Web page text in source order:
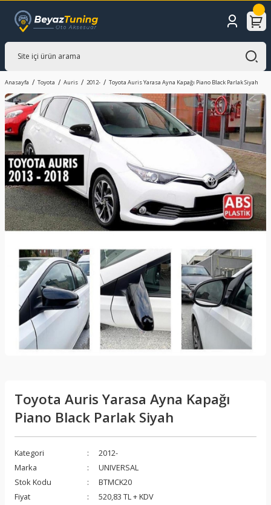
Anasayfa Toyota Auris 2012- Toyota Auris Yarasa Ayna Kapağı Piano Black Parlak Siyah
Toyota Auris Yarasa Ayna Kapağı
Piano Black Parlak Siyah
Kategori
2012-
Marka
UNIVERSAL
Stok Kodu
BTMCK20
Fiyat
520,83 TL + KDV